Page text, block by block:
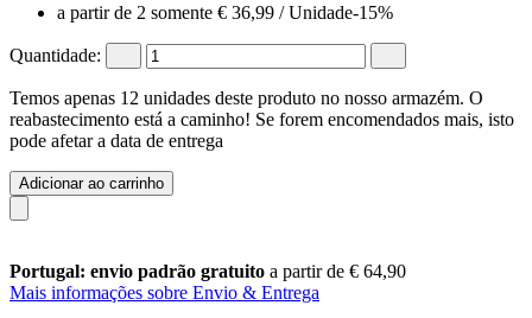
a partir de 2 somente € 36,99 / Unidade-15%
Quantidade:
Temos apenas 12 unidades deste produto no nosso armazém. O
reabastecimento está a caminho! Se forem encomendados mais, isto
pode afetar a data de entrega
Adicionar ao carrinho
Portugal: envio padrão gratuito a partir de € 64,90
Mais informações sobre Envio & Entrega